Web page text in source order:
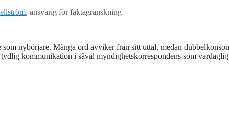
, ansvarig för faktagranskning
nybörjare. Många ord avviker från sitt uttal, medan
kommunikation i såväl myndighetskorrespondens som